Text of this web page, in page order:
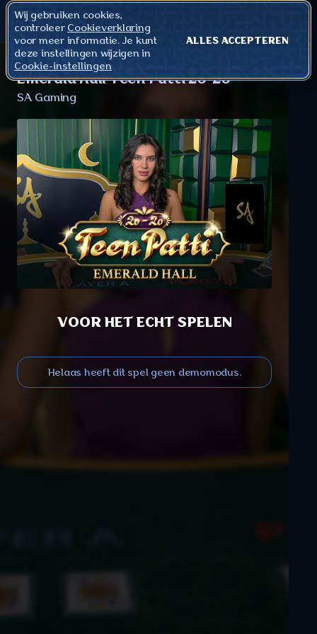
Emerald Hall Teen Patti 20-20
SA Gaming
VOOR HET ECHT SPELEN
Helaas heeft dit spel geen demomodus.
Wij gebruiken cookies,
controleer Cookieverklaring
voor meer informatie. Je kunt
deze instellingen wijzigen in
Cookie-instellingen
ALLES ACCEPTEREN